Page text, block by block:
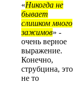
«Никогда не
бывает
слишком много
зажимов» -
очень верное
выражение.
Конечно,
струбцина, это
не то